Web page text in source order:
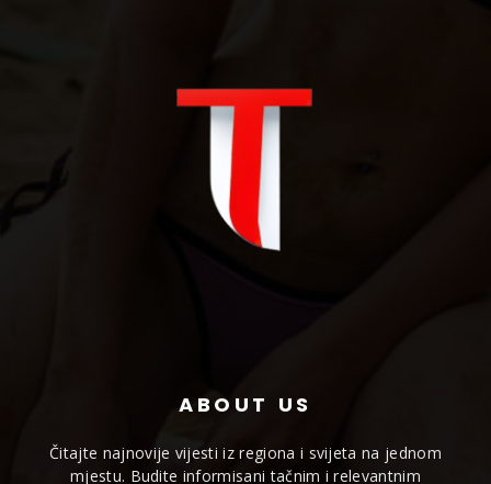
ABOUT US
Čitajte najnovije vijesti iz regiona i svijeta na jednom
mjestu. Budite informisani tačnim i relevantnim